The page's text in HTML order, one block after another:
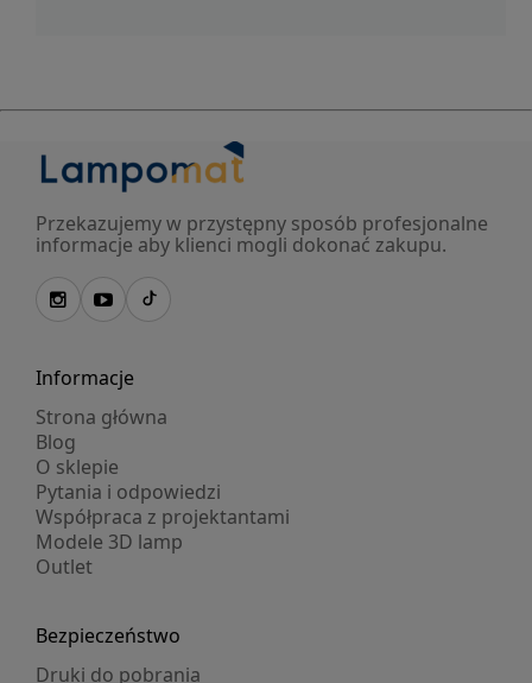
Przekazujemy w przystępny sposób profesjonalne
informacje aby klienci mogli dokonać zakupu.
Informacje
Strona główna
Blog
O sklepie
Pytania i odpowiedzi
Współpraca z projektantami
Modele 3D lamp
Outlet
Bezpieczeństwo
Druki do pobrania